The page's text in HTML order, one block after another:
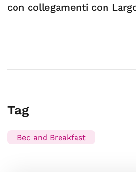
con collegamenti con
Tag
Bed and Breakfast